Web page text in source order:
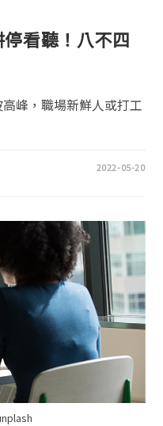
停看聽！八不四
峰，職場新鮮人或打工
2022-05-20